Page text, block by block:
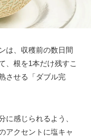
は、収穫前の数日間
、根を1本だけ残すこ
させる「ダブル完
に感じられるよう、
アクセントに塩キャ